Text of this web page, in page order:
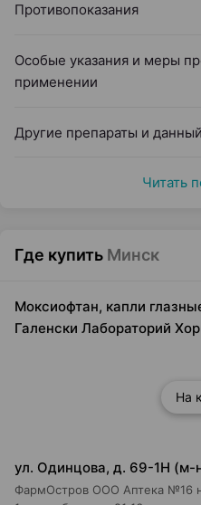
Противопоказания
Особые указания и меры
применении
Другие препараты и
Читать
Где купить Минск
Моксиофтан, капли
Галенски Лабораторий
На
ул. Одинцова, д. 69-1Н (м-
ФармОстров ООО Аптека №16